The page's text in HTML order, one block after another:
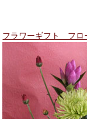
フラワーギフト フロ